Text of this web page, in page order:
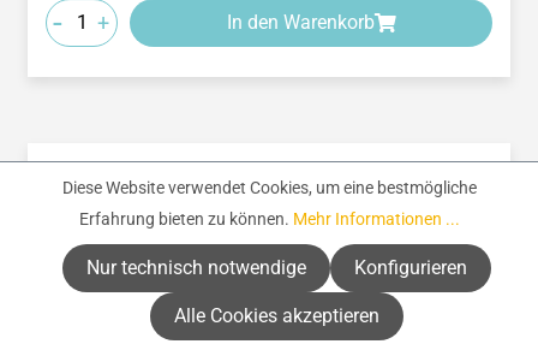
- + In den Warenkorb
Diese Website verwendet Cookies, um eine bestmögliche
Erfahrung bieten zu können. Mehr Informationen ...
Nur technisch notwendige Konfigurieren
Alle Cookies akzeptieren